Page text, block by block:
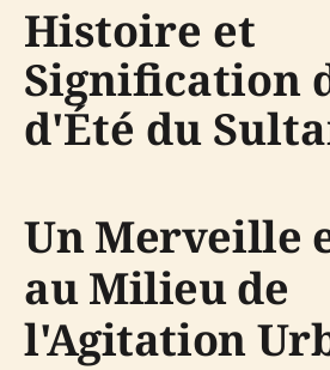
Histoire et
Signification
d'Été du
Un Merveille
au Milieu de
l'Agitation